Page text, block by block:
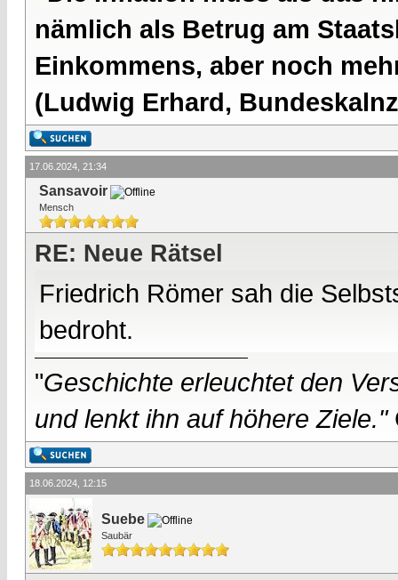
nämlich als Betrug am
Einkommens, aber noch
(Ludwig Erhard,
17.06.2024, 21:34
Sansavoir
Mensch
RE: Neue Rätsel
Friedrich Römer sah die
bedroht.
"Geschichte erleuchtet den
und lenkt ihn auf höhere Ziele."
18.06.2024, 12:15
Suebe
Saubär